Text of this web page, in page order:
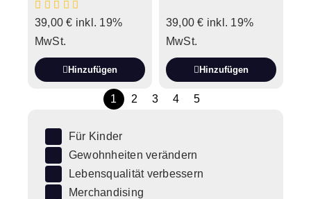
39,00€ inkl. 19%
MwSt.
Hinzufügen
39,00€ inkl. 19%
MwSt.
Hinzufügen
1 2 3 4 5
Für Kinder
Gewohnheiten verändern
Lebensqualität verbessern
Merchandising